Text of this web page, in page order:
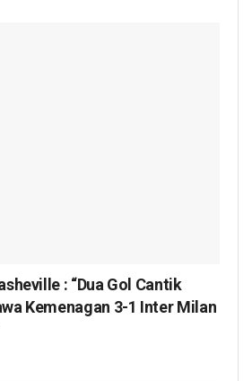
: “Dua Gol Cantik
Kemenagan 3-1 Inter Milan